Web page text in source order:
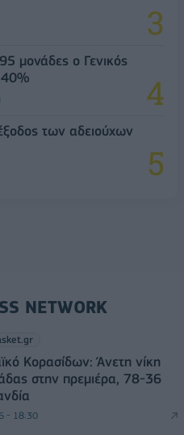
μονάδες ο Γενικός
των αδειούχων
NETWORK
Κορασίδων: Άνετη νίκη
στην πρεμιέρα, 78-36
- 18:30